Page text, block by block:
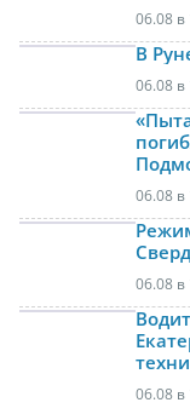
06.08 в
В
06.08 в
06.08 в
06.08 в
06.08 в